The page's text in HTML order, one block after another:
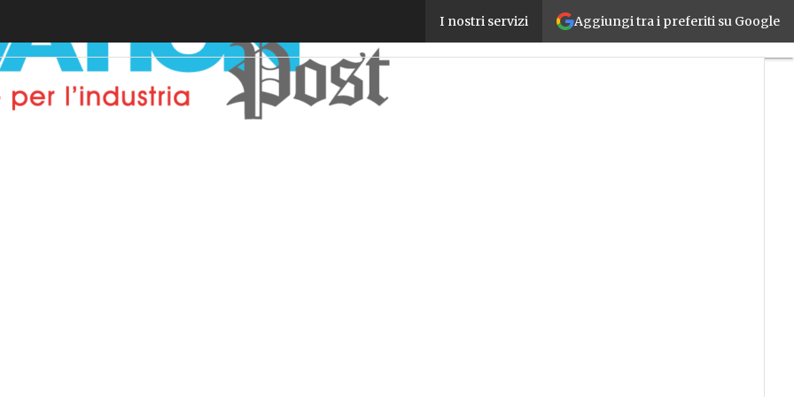
Aggiungi tra i preferiti su Google
I nostri servizi
FactoryTalk ResilientEdge, la proposta di